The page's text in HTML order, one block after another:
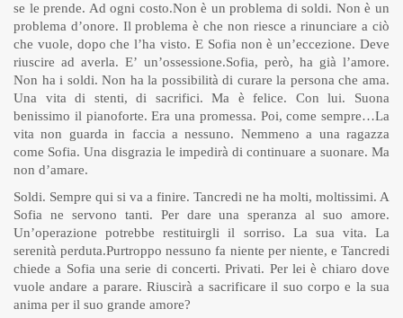
se le prende. Ad ogni costo.Non è un problema di soldi. Non è un
problema d’onore. Il problema è che non riesce a rinunciare a ciò
che vuole, dopo che l’ha visto. E Sofia non è un’eccezione. Deve
riuscire ad averla. E’ un’ossessione.Sofia, però, ha già l’amore.
Non ha i soldi. Non ha la possibilità di curare la persona che ama.
Una vita di stenti, di sacrifici. Ma è felice. Con lui. Suona
benissimo il pianoforte. Era una promessa. Poi, come sempre…La
vita non guarda in faccia a nessuno. Nemmeno a una ragazza
come Sofia. Una disgrazia le impedirà di continuare a suonare. Ma
non d’amare.
Soldi. Sempre qui si va a finire. Tancredi ne ha molti, moltissimi. A
Sofia ne servono tanti. Per dare una speranza al suo amore.
Un’operazione potrebbe restituirgli il sorriso. La sua vita. La
serenità perduta.Purtroppo nessuno fa niente per niente, e Tancredi
chiede a Sofia una serie di concerti. Privati. Per lei è chiaro dove
vuole andare a parare. Riuscirà a sacrificare il suo corpo e la sua
anima per il suo grande amore?